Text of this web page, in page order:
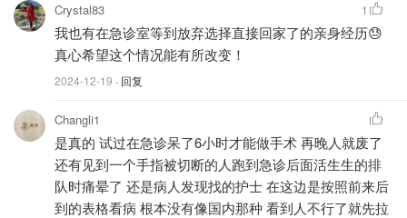
加拿大医学协会早前发布的报告指出，全国各地的急诊室持
续超负荷运行，患者等待时间过长已成为常态。“除非进行
系统性变革，否则这样的情况将一再重演。”
伯戈因的经历正是这一危机的缩影。他的家人和朋友在讣告
中呼吁人们正视这一问题，同时表达了对他的深切怀念：
“我们将怀念他的机智幽默、深刻的洞察力和坚定的信念。
他总能在风雨中找到最重要的东西。”
Crystal83
我也有在急诊室等到放弃选择直接回家了的亲身经历😓
真心希望这个情况能有所改变！
2024-12-19 · 回复
1
Changli1
是真的 试过在急诊呆了6小时才能做手术 再晚人就废了
还有见到一个手指被切断的人跑到急诊后面活生生的排
队时痛晕了 还是病人发现找的护士 在这边是按照前来后
到的表格看病 根本没有像国内那种 看到人不行了就先拉